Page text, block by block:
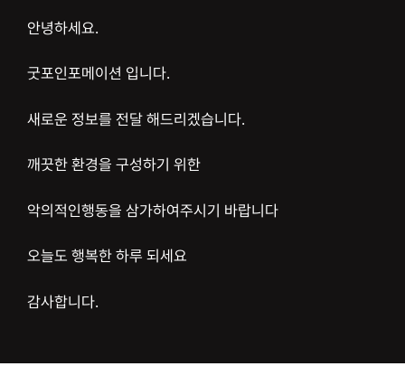
안녕하세요.
굿포인포메이션 입니다.
새로운 정보를 전달 해드리겠습니다.
깨끗한 환경을 구성하기 위한
악의적인행동을 삼가하여주시기 바랍니다
오늘도 행복한 하루 되세요
감사합니다.